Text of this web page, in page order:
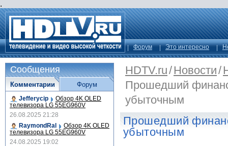
.
Форум Это интересно
HDTV.ru/Новости/
Прошедший
убыточным
Прошедший
убыточным
Сообщения
Комментарии
Jefferycip Обзор 4K OLED
телевизора LG 55EG960V
26.08.2025 21:28
RaymondRal
Обзор 4K OLED
телевизора LG 55EG960V
24.08.2025 19:02
Форум